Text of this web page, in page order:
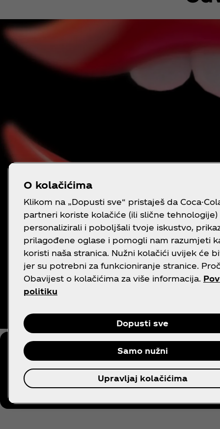
I dalje imaš pitanja?
O kolačićima
Klikom na „Dopusti sve“ pristaješ da Coca-
partneri koriste kolačiće (ili slične tehnologije)
personalizirali i poboljšali tvoje iskustvo,
prilagođene oglase i pomogli nam razumjeti
koristi naša stranica. Nužni kolačići uvijek će
jer su potrebni za funkcioniranje stranice.
Obavijest o kolačićima za više informacija.
politiku
Dopusti sve
Samo nužni
Upravljaj kolačićima